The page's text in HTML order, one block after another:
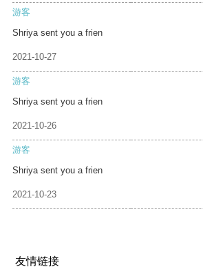
游客
Shriya sent you a frien
2021-10-27
游客
Shriya sent you a frien
2021-10-26
游客
Shriya sent you a frien
2021-10-23
友情链接